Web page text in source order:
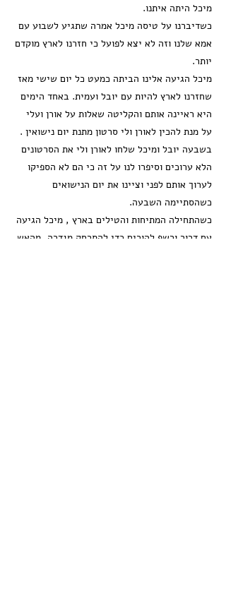
מיכל היתה איתנו.
כשדיברנו על טיסה מיכל אמרה שתגיע לשבוע עם
אמא שלנו וזה לא יצא לפועל כי חזרנו לארץ מוקדם
יותר.
מיכל הגיעה אלינו הביתה כמעט כל יום שישי מאז
שחזרנו לארץ להיות עם יובל ועמית. באחד הימים
היא ראיינה אותם והקליטה שאלות על אורן ועלי
על מנת להכין לאורן ולי סרטון מתנת יום נישואין .
בשבעה יובל ומיכל שלחו לאורן ולי את הסרטונים
הלא ערוכים וסיפרו לנו על זה כי הם לא הספיקו
לערוך אותם לפני וציינו את יום הנישואים
כשהסתיימה השבעה.
כשהתחילה המתיחות והטילים בארץ , מיכל הגיעה
עם דרור ורשף להורים כדי להתרחק מגדרה, מהאש.